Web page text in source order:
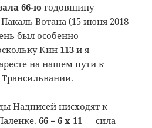
66-ю годовщину
Вотана (15 июня 2018
был особенно
Кин113 и я
на нашем пути к
Надписей нисходят к
66 = 6 x 11 — сила